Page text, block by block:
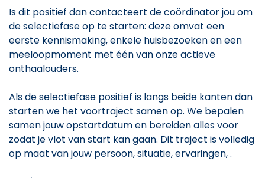
Is dit positief dan contacteert de coördinator jou om
de selectiefase op te starten: deze omvat een
eerste kennismaking, enkele huisbezoeken en een
meeloopmoment met één van onze actieve
onthaalouders.
Als de selectiefase positief is langs beide kanten dan
starten we het voortraject samen op. We bepalen
samen jouw opstartdatum en bereiden alles voor
zodat je vlot van start kan gaan. Dit traject is volledig
op maat van jouw persoon, situatie, ervaringen, .